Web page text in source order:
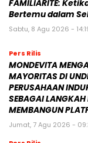
FAMILIARITÉ:
Bertemu dalam
Sabtu, 8 Agu 2026 -
Pers Rilis
MONDEVITA
MAYORITAS DI
PERUSAHAAN
SEBAGAI
MEMBANGUN
Jumat, 7 Agu 2026 -